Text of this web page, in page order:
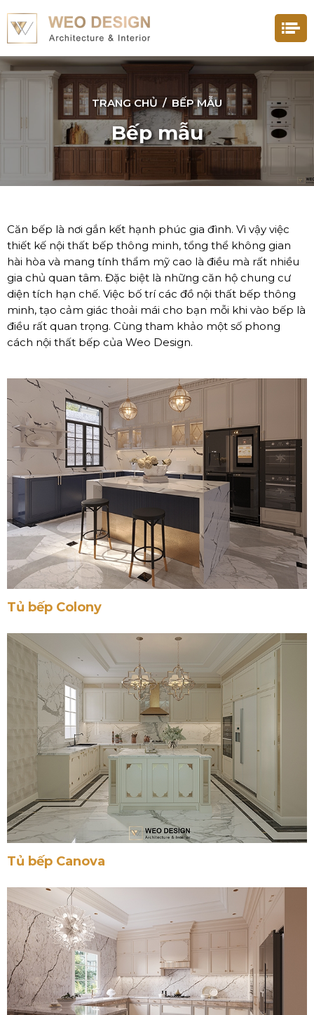
TRANG CHỦ / BẾP MẪU
Bếp mẫu
Căn bếp là nơi gắn kết hạnh phúc gia đình. Vì vậy việc
thiết kế nội thất bếp thông minh, tổng thể không gian
hài hòa và mang tính thẩm mỹ cao là điều mà rất nhiều
gia chủ quan tâm. Đặc biệt là những căn hộ chung cư
diện tích hạn chế. Việc bố trí các đồ nội thất bếp thông
minh, tạo cảm giác thoải mái cho bạn mỗi khi vào bếp là
điều rất quan trọng. Cùng tham khảo một số phong
cách nội thất bếp của Weo Design.
Tủ bếp Colony
Tủ bếp Canova